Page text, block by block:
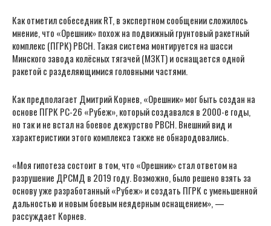
Как отметил собеседник RT, в экспертном сообщении сложилось
мнение, что «Орешник» похож на подвижный грунтовый ракетный
комплекс (ПГРК) РВСН. Такая система монтируется на шасси
Минского завода колёсных тягачей (МЗКТ) и оснащается одной
ракетой с разделяющимися головными частями.
Как предполагает Дмитрий Корнев, «Орешник» мог быть создан на
основе ПГРК РС-26 «Рубеж», который создавался в 2000-е годы,
но так и не встал на боевое дежурство РВСН. Внешний вид и
характеристики этого комплекса также не обнародовались.
«Моя гипотеза состоит в том, что «Орешник» стал ответом на
разрушение ДРСМД в 2019 году. Возможно, было решено взять за
основу уже разработанный «Рубеж» и создать ПГРК с уменьшенной
дальностью и новым боевым неядерным оснащением», —
рассуждает Корнев.